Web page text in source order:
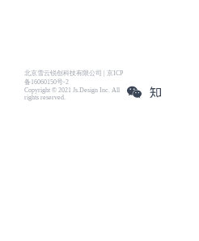
北京雪云锐创科技有限公司 | 京ICP
备16060150号-2
Copyright © 2021 Js.Design Inc. All
rights reserved.